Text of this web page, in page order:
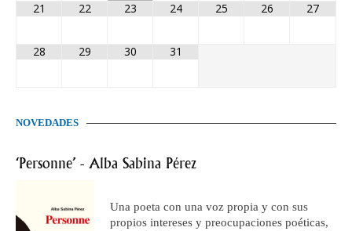
21 22 23 24 25 26 27
28 29 30 31
NOVEDADES
‘Personne’ - Alba Sabina Pérez
Una poeta con una voz propia y con sus
propios intereses y preocupaciones poéticas,